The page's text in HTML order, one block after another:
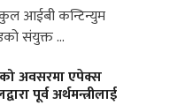
आईबी कन्टिन्युम
संयुक्त …
अवसरमा एपेक्स
पूर्व अर्थमन्त्रीलाई